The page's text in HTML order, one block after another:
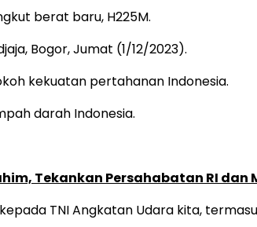
berat baru, H225M.
Bogor, Jumat (1/12/2023).
kekuatan pertahanan Indonesia.
darah Indonesia.
Tekankan Persahabatan RI dan
TNI Angkatan Udara kita,